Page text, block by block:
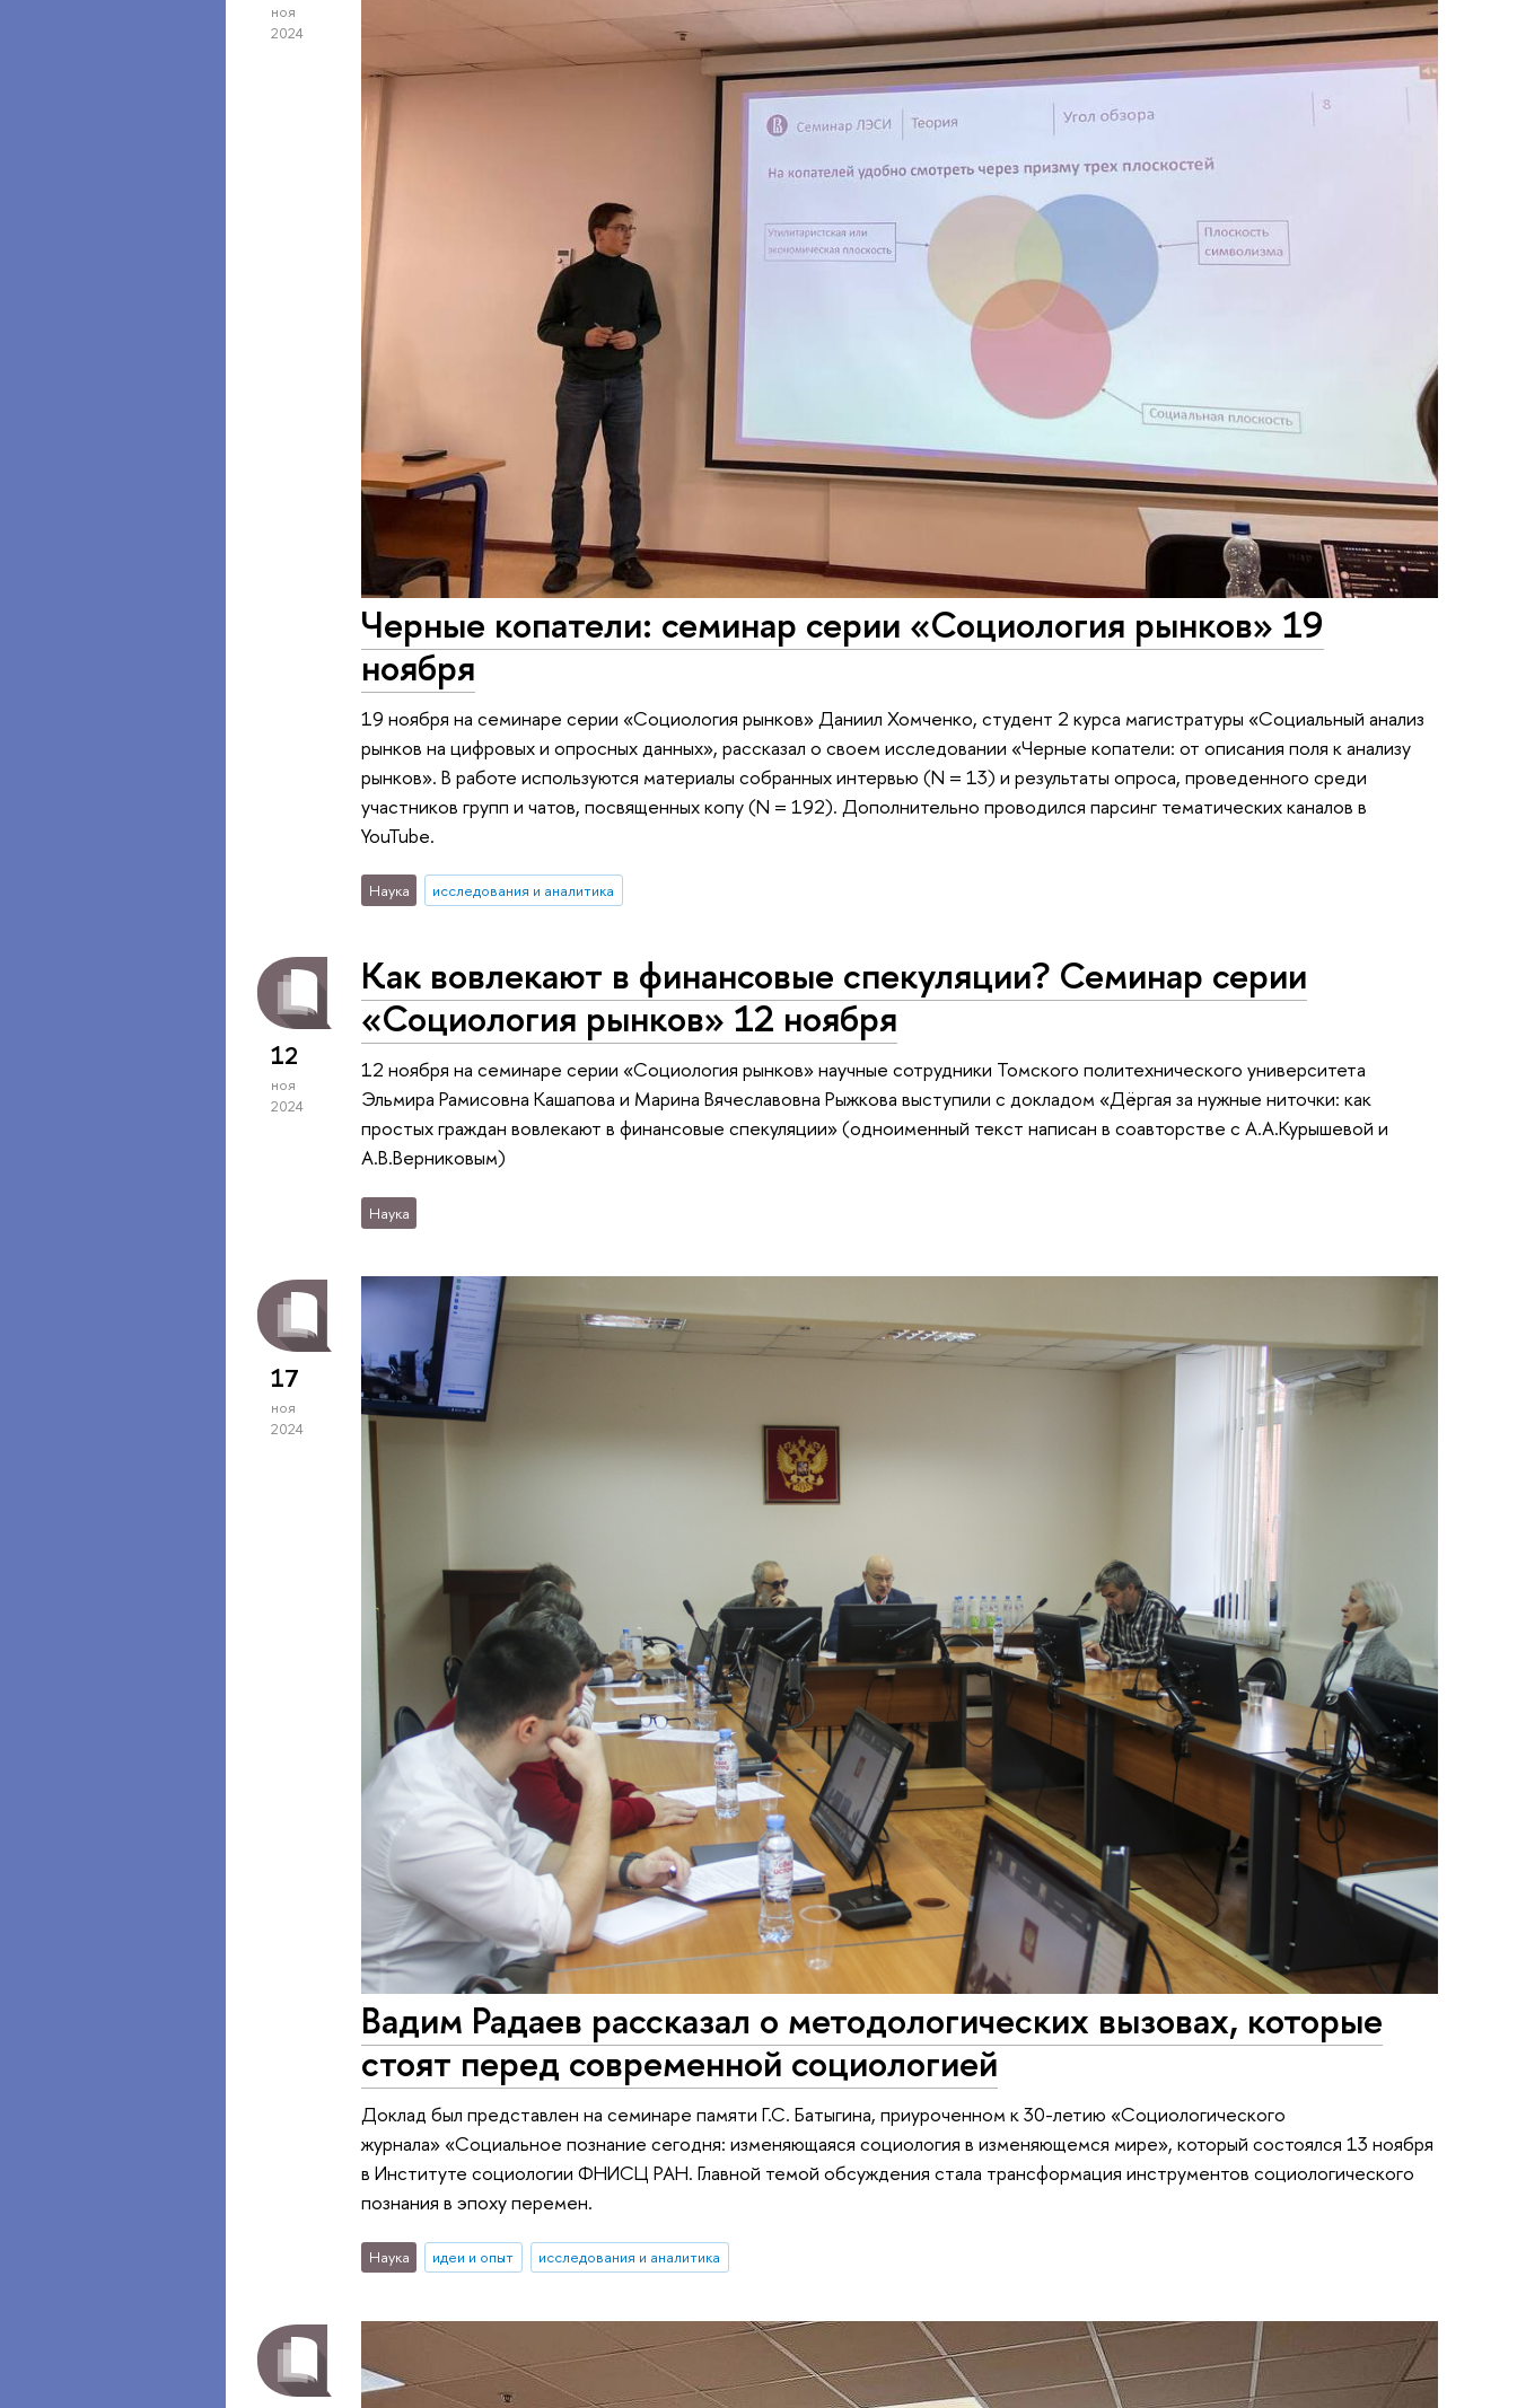
ноя
2024
Черные копатели: семинар серии «Социология рынков» 19
ноября
19 ноября на семинаре серии «Социология рынков» Даниил Хомченко, студент 2 курса магистратуры «Социальный анализ
рынков на цифровых и опросных данных», рассказал о своем исследовании «Черные копатели: от описания поля к анализу
рынков». В работе используются материалы собранных интервью (N = 13) и результаты опроса, проведенного среди
участников групп и чатов, посвященных копу (N = 192). Дополнительно проводился парсинг тематических каналов в
YouTube.
Наука исследования и аналитика
12
ноя
2024
Как вовлекают в финансовые спекуляции? Семинар серии
«Социология рынков» 12 ноября
12 ноября на семинаре серии «Социология рынков» научные сотрудники Томского политехнического университета
Эльмира Рамисовна Кашапова и Марина Вячеславовна Рыжкова выступили с докладом «Дёргая за нужные ниточки: как
простых граждан вовлекают в финансовые спекуляции» (одноименный текст написан в соавторстве с А.А.Курышевой и
А.В.Верниковым)
Наука
17
ноя
2024
Вадим Радаев рассказал о методологических вызовах, которые
стоят перед современной социологией
Доклад был представлен на семинаре памяти Г.С. Батыгина, приуроченном к 30-летию «Социологического
журнала» «Социальное познание сегодня: изменяющаяся социология в изменяющемся мире», который состоялся 13 ноября
в Институте социологии ФНИСЦ РАН. Главной темой обсуждения стала трансформация инструментов социологического
познания в эпоху перемен.
Наука идеи и опыт исследования и аналитика